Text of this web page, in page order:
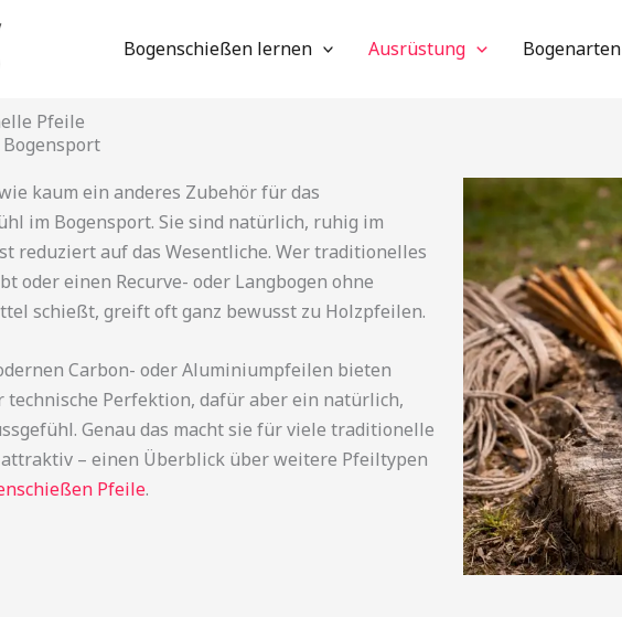
Bogenschießen lernen Ausrüstung Bogenarten
Pfeile
kaum ein anderes Zubehör für das
im Bogensport. Sie sind natürlich, ruhig im
reduziert auf das Wesentliche. Wer traditionelles
oder einen Recurve- oder Langbogen ohne
schießt, greift oft ganz bewusst zu Holzpfeilen.
Carbon- oder Aluminiumpfeilen bieten
technische Perfektion, dafür aber ein natürlich,
Genau das macht sie für viele traditionelle
attraktiv – einen Überblick über weitere Pfeiltypen
Pfeile.